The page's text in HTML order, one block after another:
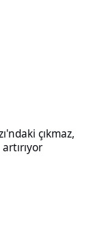
çıkmaz,